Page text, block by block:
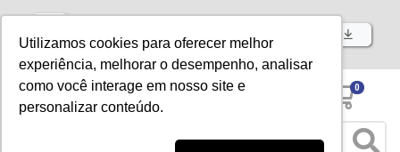
Utilizamos cookies para oferecer melhor
experiência, melhorar o desempenho, analisar
como você interage em nosso site e
personalizar conteúdo.
Baixe já nosso APP
0